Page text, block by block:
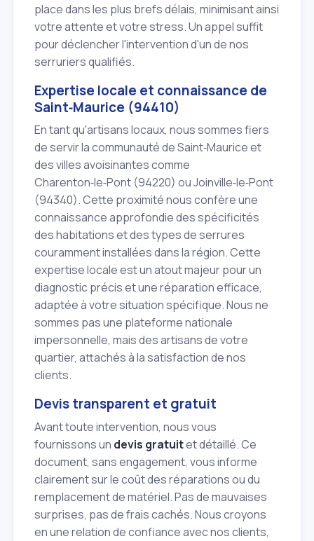
place dans les plus brefs délais, minimisant ainsi
votre attente et votre stress. Un appel suffit
pour déclencher l'intervention d'un de nos
serruriers qualifiés.
Expertise locale et connaissance de
Saint‑Maurice (94410)
En tant qu'artisans locaux, nous sommes fiers
de servir la communauté de Saint‑Maurice et
des villes avoisinantes comme
Charenton‑le‑Pont (94220) ou Joinville‑le‑Pont
(94340). Cette proximité nous confère une
connaissance approfondie des spécificités
des habitations et des types de serrures
couramment installées dans la région. Cette
expertise locale est un atout majeur pour un
diagnostic précis et une réparation efficace,
adaptée à votre situation spécifique. Nous ne
sommes pas une plateforme nationale
impersonnelle, mais des artisans de votre
quartier, attachés à la satisfaction de nos
clients.
Devis transparent et gratuit
Avant toute intervention, nous vous
fournissons un devis gratuitet détaillé. Ce
document, sans engagement, vous informe
clairement sur le coût des réparations ou du
remplacement de matériel. Pas de mauvaises
surprises, pas de frais cachés. Nous croyons
en une relation de confiance avec nos clients,